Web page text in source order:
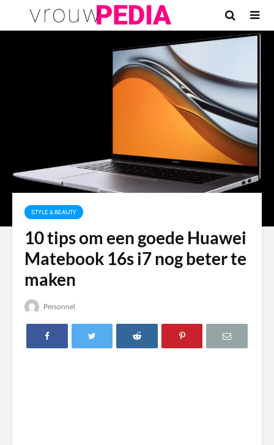
STYLE & BEAUTY
10 tips om een ​​goede Huawei
Matebook 16s i7 nog beter te
maken
Personnel